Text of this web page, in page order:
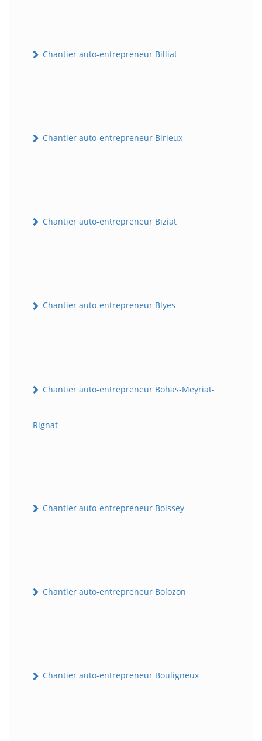
Chantier auto-entrepreneur Billiat
Chantier auto-entrepreneur Birieux
Chantier auto-entrepreneur Biziat
Chantier auto-entrepreneur Blyes
Chantier auto-entrepreneur Bohas-Meyriat-
Rignat
Chantier auto-entrepreneur Boissey
Chantier auto-entrepreneur Bolozon
Chantier auto-entrepreneur Bouligneux